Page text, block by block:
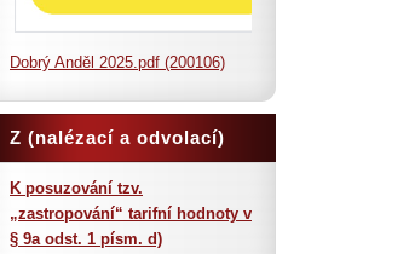
Dobrý Anděl 2025.pdf (200106)
Z (nalézací a odvolací)
judikatury
K posuzování tzv.
„zastropování“ tarifní hodnoty v
§ 9a odst. 1 písm. d)